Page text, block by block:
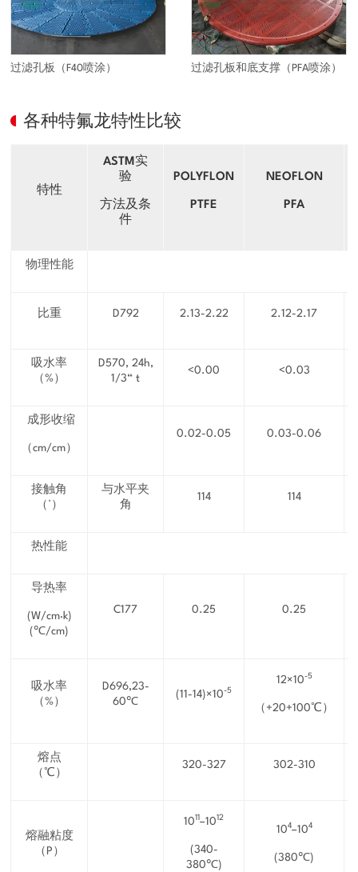
过滤孔板（F40喷涂） 过滤孔板和底支撑（PFA喷涂）
各种特氟龙特性比较
特性
ASTM实
验
方法及条
件
POLYFLON
PTFE
NEOFLON
PFA
物理性能
比重 D792 2.13-2.22 2.12-2.17
吸水率
（%）
D570, 24h,
1/3“ t
<0.00 <0.03
成形收缩
（cm/cm）
0.02-0.05 0.03-0.06
接触角
（°）
与水平夹
角
114 114
热性能
导热率
(W/cm·k)
(℃/cm)
C177 0.25 0.25
吸水率
（%）
D696,23-
60℃
(11-14)×10-5
12×10-5
（+20+100℃）
熔点
（℃）
320-327 302-310
熔融粘度
（P）
1011–1012
(340-
380℃)
104–104
(380℃)